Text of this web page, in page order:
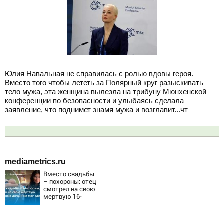
Юлия Навальная не справилась с ролью вдовы героя.
Вместо того чтобы лететь за Полярный круг разыскивать
тело мужа, эта женщина вылезла на трибуну Мюнхенской
конференции по безопасности и улыбаясь сделала
заявление, что поднимет знамя мужа и возглавит...чт
mediametrics.ru
Вместо свадьбы
– похороны: отец
смотрел на свою
мертвую 16-